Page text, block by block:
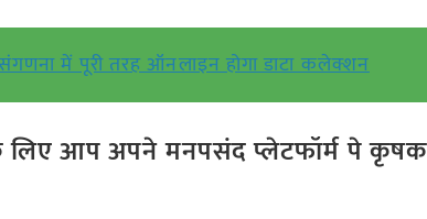
में पूरी तरह ऑनलाइन होगा डाटा कलेक्शन
लिए आप अपने मनपसंद प्लेटफॉर्म पे